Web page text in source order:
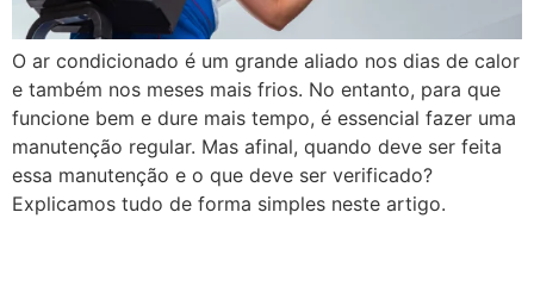
O ar condicionado é um grande aliado nos dias de calor
e também nos meses mais frios. No entanto, para que
funcione bem e dure mais tempo, é essencial fazer uma
manutenção regular. Mas afinal, quando deve ser feita
essa manutenção e o que deve ser verificado?
Explicamos tudo de forma simples neste artigo.